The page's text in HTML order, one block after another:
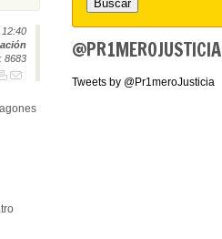
8683
@PR1MEROJUSTICIA
Tweets by @Pr1meroJusticia